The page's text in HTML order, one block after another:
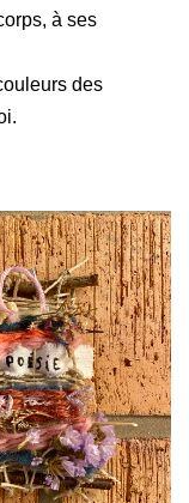
à ses
des